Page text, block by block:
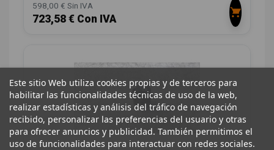
598,00 € Sin IVA
723,58 € Con IVA
Este sitio Web utiliza cookies propias y de terceros para
habilitar las funcionalidades técnicas de uso de la web,
realizar estadísticas y análisis del tráfico de navegación
recibido, personalizar las preferencias del usuario y otras
para ofrecer anuncios y publicidad. También permitimos el
uso de funcionalidades para interactuar con redes sociales.